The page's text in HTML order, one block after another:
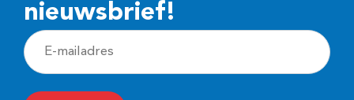
nieuwsbrief!
E
-
m